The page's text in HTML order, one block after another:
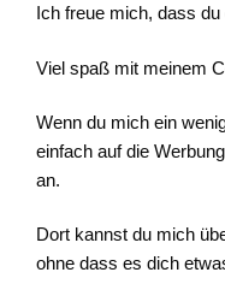
Ich freue mich, dass
Viel spaß mit meinem
Wenn du mich ein
einfach auf die
an.
Dort kannst du mich
ohne dass es dich